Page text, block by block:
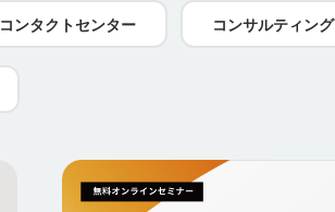
コンタクトセンター コンサルティング